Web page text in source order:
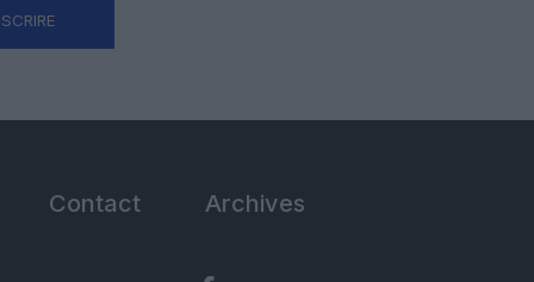
Contact Archives